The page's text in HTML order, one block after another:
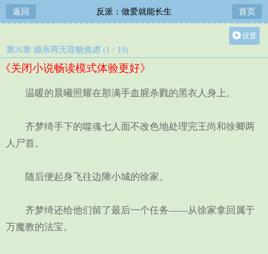
返回 反派：做爱就能长生 首页
设置
第26章 娘亲再无容貌焦虑 (1 / 19)
《关闭小说畅读模式体验更好》
温暖的晨曦照耀在那满手血腥杀戮的黑衣人身上。
齐梦绮手下的噬魂七人面不改色地处理完王尚和徐卿两
人尸首。
随后便起身飞往边陲小城的徐家。
齐梦绮还给他们留了最后一个任务——从徐家拿回属于
万魔教的法宝。